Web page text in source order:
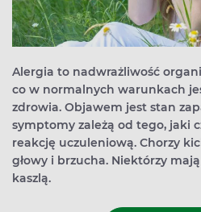
Alergia to nadwrażliwość
co w normalnych warunkach
zdrowia. Objawem jest stan
symptomy zależą od tego, jaki
reakcję uczuleniową. Chorzy
głowy i brzucha. Niektórzy
kaszlą.